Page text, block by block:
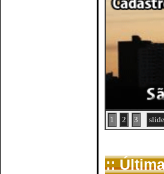
1 2 3 slide
::